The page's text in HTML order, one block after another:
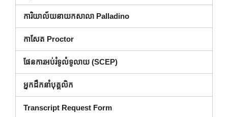
ការិយាល័យ​នាយក​សាលា Palladino
កាសែត Proctor
ផែនការអប់រំទូលំទូលាយ (SCEP)
អ្នកដឹកនាំបុគ្គលិក
Transcript Request Form(បើកក្នុង window ថ្មី)